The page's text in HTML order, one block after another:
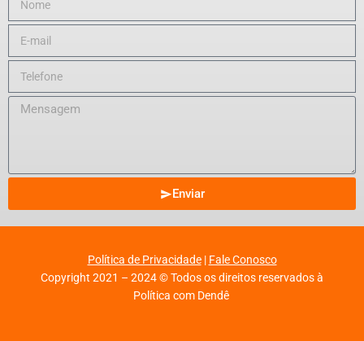
Enviar
Política de Privacidade| Fale Conosco
Copyright 2021 – 2024 © Todos os direitos reservados à
Política com Dendê